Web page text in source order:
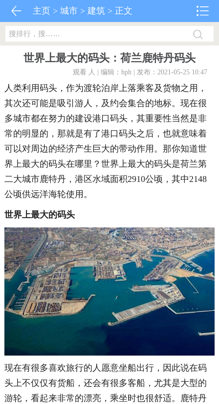
主页 >城市 >建筑 > 正文
世界上最大的码头：荷兰鹿特丹码头
观看 人 | 编辑：hph | 发布：2021-05-25 10:47
人类利用码头，作为渡轮泊岸上落乘客及货物之用，
其次还可能是吸引游人，及约会集合的地标。现在很
多城市都在努力的建设港口码头，其重要性当然是非
常的明显的，那就是有了港口码头之后，也就意味着
可以对周边的经济产生巨大的带动作用。那你知道世
界上最大的码头在哪里？世界上最大的码头是荷兰第
二大城市鹿特丹，港区水域面积2910公顷，其中2148
公顷供远洋海轮使用。
世界上最大的码头
现在有很多喜欢旅行的人愿意坐船出行，因此说在码
头上不仅仅有货船，还会有很多客船，尤其是大型的
游轮，看起来非常的漂亮，乘坐时也很舒适。鹿特丹